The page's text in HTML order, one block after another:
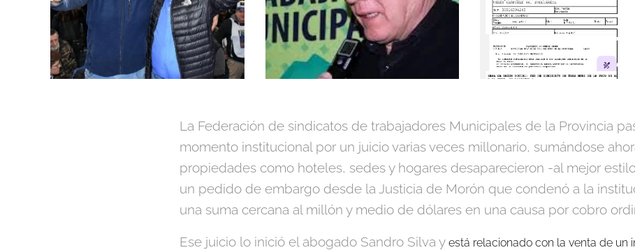
La Federación de sindicatos de trabajadores Municipales de la Provincia
momento institucional por un juicio varias veces millonario, sumándose
propiedades como hoteles, sedes y hogares desaparecieron -al mejor
un pedido de embargo desde la Justicia de Morón que condenó a la
una suma cercana al millón y medio de dólares en una causa por cobro
Ese juicio lo inició el abogado Sandro Silva y está relacionado con la venta de un